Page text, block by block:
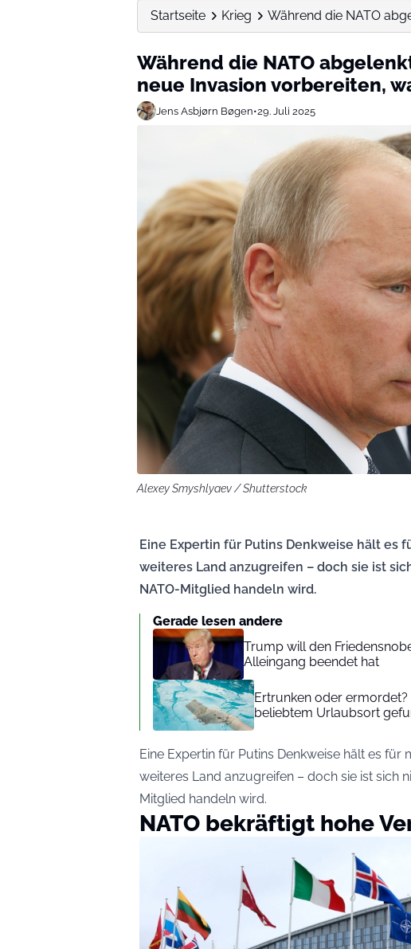
Startseite Krieg Während die NATO
Während die NATO
neue Invasion vorbereiten,
Jens Asbjørn Bøgen•29. Juli 2025
Alexey Smyshlyaev / Shutterstock
Eine Expertin für Putins Denkweise hält es
weiteres Land anzugreifen – doch sie ist
NATO-Mitglied handeln wird.
Gerade lesen andere
Trump will den
Alleingang beendet hat
Ertrunken oder
beliebtem Urlaubsort
Eine Expertin für Putins Denkweise hält es für
weiteres Land anzugreifen – doch sie ist sich
Mitglied handeln wird.
NATO bekräftigt hohe